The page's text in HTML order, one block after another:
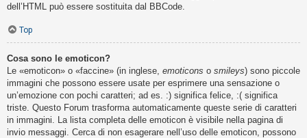
dell’HTML può essere sostituita dal BBCode.
Top
Cosa sono le emoticon?
Le «emoticon» o «faccine» (in inglese, emoticons o smileys) sono piccole
immagini che possono essere usate per esprimere una sensazione o
un’emozione con pochi caratteri; ad es. :) significa felice, :( significa
triste. Questo Forum trasforma automaticamente queste serie di caratteri
in immagini. La lista completa delle emoticon è visibile nella pagina di
invio messaggi. Cerca di non esagerare nell’uso delle emoticon, possono